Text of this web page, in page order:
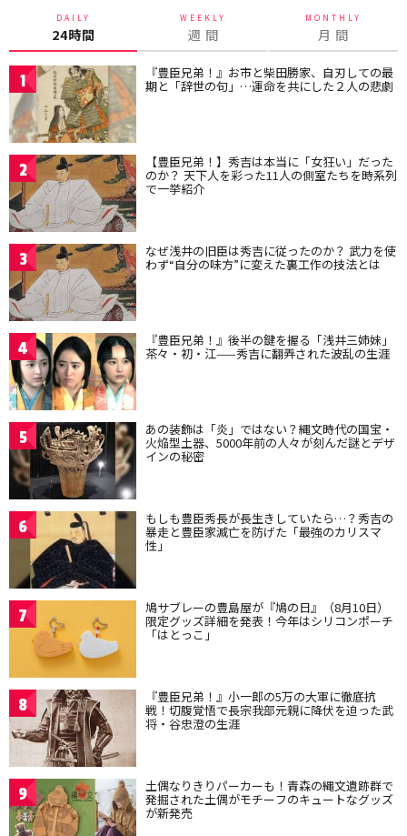
DAILY
24時間
WEEKLY
週 間
MONTHLY
月 間
1 『豊臣兄弟！』お市と柴田勝家、自刃しての最
期と「辞世の句」…運命を共にした２人の悲劇
2 【豊臣兄弟！】秀吉は本当に「女狂い」だった
のか？ 天下人を彩った11人の側室たちを時系列
で一挙紹介
3 なぜ浅井の旧臣は秀吉に従ったのか？ 武力を使
わず“自分の味方”に変えた裏工作の技法とは
4 『豊臣兄弟！』後半の鍵を握る「浅井三姉妹」
茶々・初・江——秀吉に翻弄された波乱の生涯
5 あの装飾は「炎」ではない？縄文時代の国宝・
火焔型土器、5000年前の人々が刻んだ謎とデザ
インの秘密
6 もしも豊臣秀長が長生きしていたら…？秀吉の
暴走と豊臣家滅亡を防げた「最強のカリスマ
性」
7 鳩サブレーの豊島屋が『鳩の日』（8月10日）
限定グッズ詳細を発表！今年はシリコンポーチ
「はとっこ」
8 『豊臣兄弟！』小一郎の5万の大軍に徹底抗
戦！切腹覚悟で長宗我部元親に降伏を迫った武
将・谷忠澄の生涯
9 土偶なりきりパーカーも！青森の縄文遺跡群で
発掘された土偶がモチーフのキュートなグッズ
が新発売